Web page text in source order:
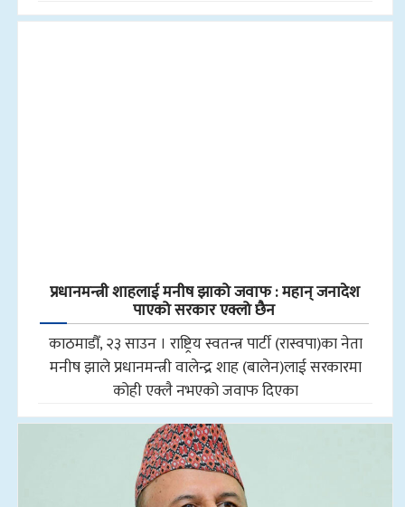
प्रधानमन्त्री शाहलाई मनीष झाको जवाफ : महान् जनादेश
पाएको सरकार एक्लो छैन
काठमाडौँ, २३ साउन । राष्ट्रिय स्वतन्त्र पार्टी (रास्वपा)का नेता
मनीष झाले प्रधानमन्त्री वालेन्द्र शाह (बालेन)लाई सरकारमा
कोही एक्लै नभएको जवाफ दिएका